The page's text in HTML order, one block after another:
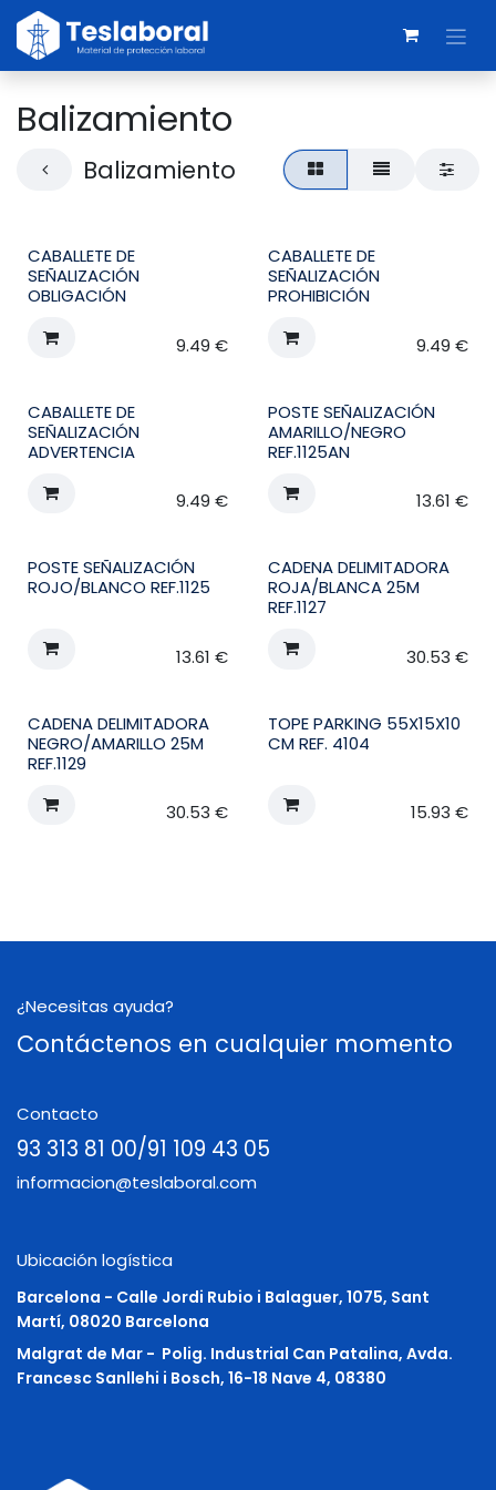
Skip to Content
Balizamiento
Balizamiento
CABALLETE DE
SEÑALIZACIÓN
OBLIGACIÓN
9.49 €
CABALLETE DE
SEÑALIZACIÓN
PROHIBICIÓN
9.49 €
CABALLETE DE
SEÑALIZACIÓN
ADVERTENCIA
9.49 €
POSTE SEÑALIZACIÓN
AMARILLO/NEGRO
REF.1125AN
13.61 €
POSTE SEÑALIZACIÓN
ROJO/BLANCO REF.1125
13.61 €
CADENA DELIMITADORA
ROJA/BLANCA 25M
REF.1127
30.53 €
CADENA DELIMITADORA
NEGRO/AMARILLO 25M
REF.1129
30.53 €
TOPE PARKING 55X15X10
CM REF. 4104
15.93 €
¿Necesitas ayuda?
Contáctenos en cualquier momento
Contacto
93 313 81 00/91 109 43 05
informacion@teslaboral.com
Ubicación logística
Barcelona - Calle Jordi Rubio i Balaguer, 1075, Sant
Martí, 08020 Barcelona
Malgrat de Mar - Polig. Industrial Can Patalina, Avda.
Francesc Sanllehi i Bosch, 16-18 Nave 4, 08380